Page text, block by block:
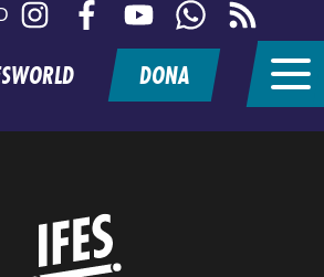
Instagram FacebookYouTubeWhatsApp
feed
DONA